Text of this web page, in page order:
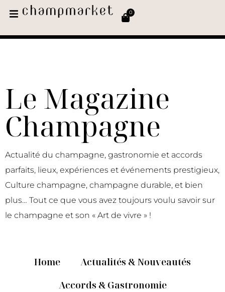
0
Le Magazine
Champagne
Actualité du champagne, gastronomie et accords
parfaits, lieux, expériences et événements prestigieux,
Culture champagne, champagne durable, et bien
plus… Tout ce que vous avez toujours voulu savoir sur
le champagne et son « Art de vivre » !
Home
Actualités & Nouveautés
Accords & Gastronomie